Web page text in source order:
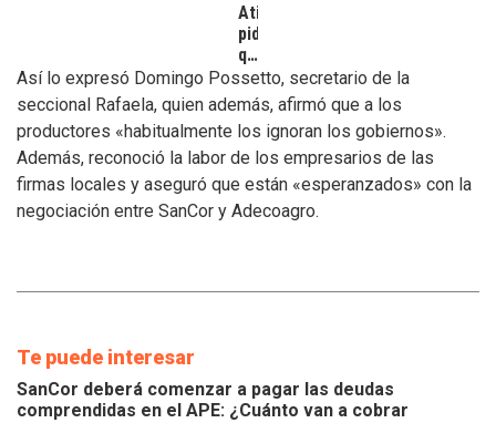
Atilra
pide
que
se
atiendan
los
inconvenientes
de
los
tamberos
Así lo expresó Domingo Possetto, secretario de la
seccional Rafaela, quien además, afirmó que a los
productores «habitualmente los ignoran los gobiernos».
Además, reconoció la labor de los empresarios de las
firmas locales y aseguró que están «esperanzados» con la
negociación entre SanCor y Adecoagro.
Te puede interesar
SanCor deberá comenzar a pagar las deudas
comprendidas en el APE: ¿Cuánto van a cobrar